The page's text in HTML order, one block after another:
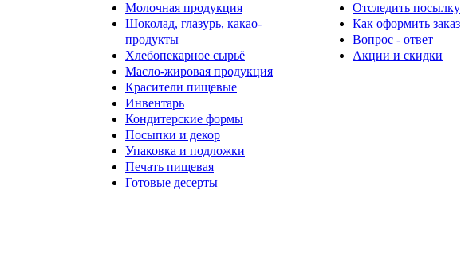
Молочная продукция
Шоколад, глазурь, какао-
продукты
Хлебопекарное сырьё
Масло-жировая продукция
Красители пищевые
Инвентарь
Кондитерские формы
Посыпки и декор
Упаковка и подложки
Печать пищевая
Готовые десерты
Отследить посылку
Как оформить заказ
Вопрос - ответ
Акции и скидки